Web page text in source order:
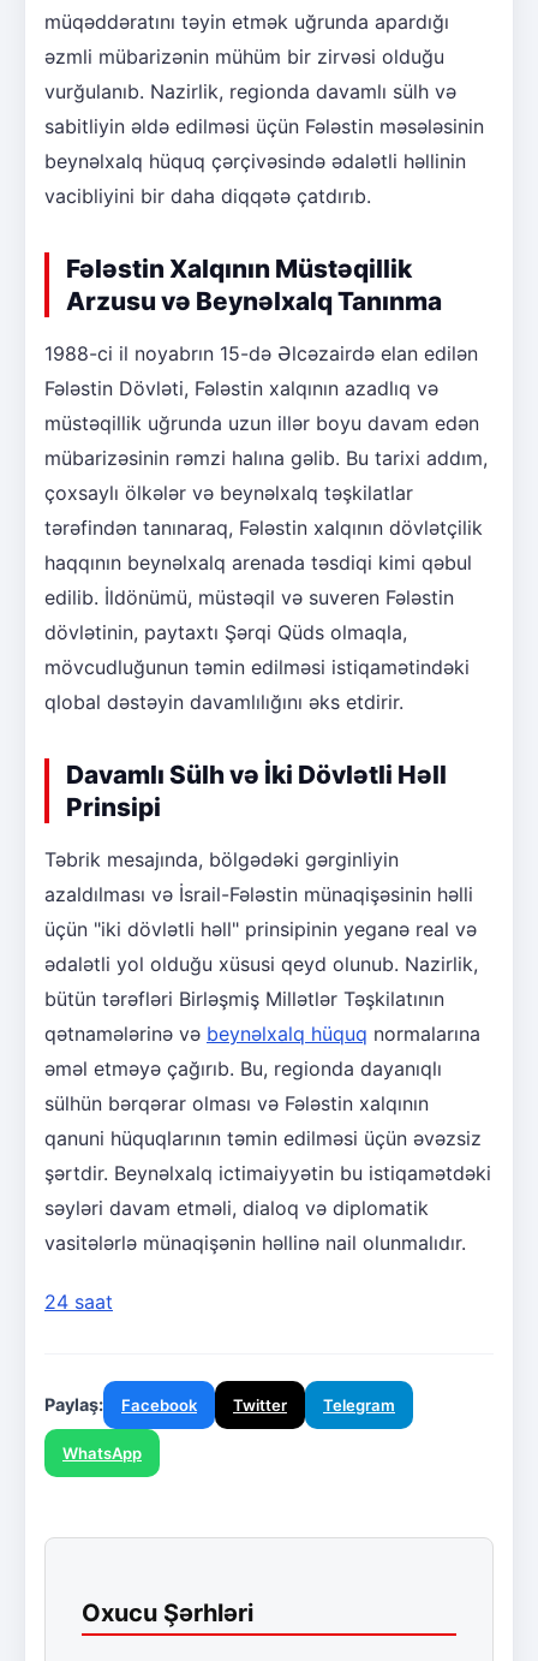
müqəddəratını təyin etmək uğrunda apardığı
əzmli mübarizənin mühüm bir zirvəsi olduğu
vurğulanıb. Nazirlik, regionda davamlı sülh və
sabitliyin əldə edilməsi üçün Fələstin məsələsinin
beynəlxalq hüquq çərçivəsində ədalətli həllinin
vacibliyini bir daha diqqətə çatdırıb.
Fələstin Xalqının Müstəqillik
Arzusu və Beynəlxalq Tanınma
1988-ci il noyabrın 15-də Əlcəzairdə elan edilən
Fələstin Dövləti, Fələstin xalqının azadlıq və
müstəqillik uğrunda uzun illər boyu davam edən
mübarizəsinin rəmzi halına gəlib. Bu tarixi addım,
çoxsaylı ölkələr və beynəlxalq təşkilatlar
tərəfindən tanınaraq, Fələstin xalqının dövlətçilik
haqqının beynəlxalq arenada təsdiqi kimi qəbul
edilib. İldönümü, müstəqil və suveren Fələstin
dövlətinin, paytaxtı Şərqi Qüds olmaqla,
mövcudluğunun təmin edilməsi istiqamətindəki
qlobal dəstəyin davamlılığını əks etdirir.
Davamlı Sülh və İki Dövlətli Həll
Prinsipi
Təbrik mesajında, bölgədəki gərginliyin
azaldılması və İsrail-Fələstin münaqişəsinin həlli
üçün "iki dövlətli həll" prinsipinin yeganə real və
ədalətli yol olduğu xüsusi qeyd olunub. Nazirlik,
bütün tərəfləri Birləşmiş Millətlər Təşkilatının
qətnamələrinə və beynəlxalq hüquq normalarına
əməl etməyə çağırıb. Bu, regionda dayanıqlı
sülhün bərqərar olması və Fələstin xalqının
qanuni hüquqlarının təmin edilməsi üçün əvəzsiz
şərtdir. Beynəlxalq ictimaiyyətin bu istiqamətdəki
səyləri davam etməli, dialoq və diplomatik
vasitələrlə münaqişənin həllinə nail olunmalıdır.
24 saat
Paylaş: Facebook Twitter Telegram
WhatsApp
Oxucu Şərhləri